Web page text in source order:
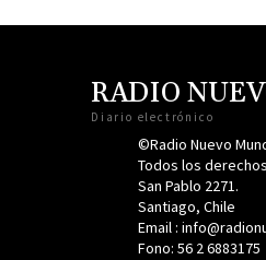
RADIO
Diario electrónico
©Radio Nuevo
Todos los
San Pablo 2271.
Santiago, Chile
Email :
Fono: 56 2 6883175